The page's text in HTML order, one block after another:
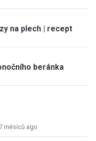
na plech | recept
beránka
měsíců ago